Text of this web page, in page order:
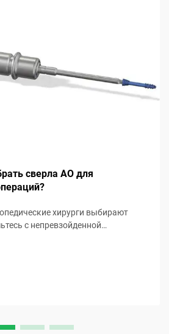
сверла AO для
хирурги выбирают
с непревзойденной